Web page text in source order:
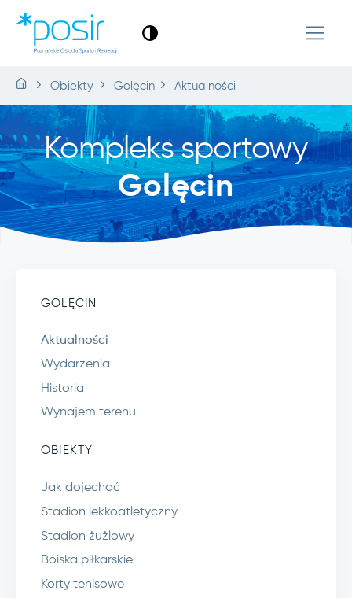
Obiekty Golęcin Aktualności
Kompleks sportowy
Golęcin
GOLĘCIN
Aktualności
Wydarzenia
Historia
Wynajem terenu
OBIEKTY
Jak dojechać
Stadion lekkoatletyczny
Stadion żużlowy
Boiska piłkarskie
Korty tenisowe